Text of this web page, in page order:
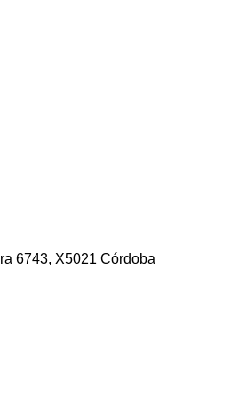
6743, X5021 Córdoba